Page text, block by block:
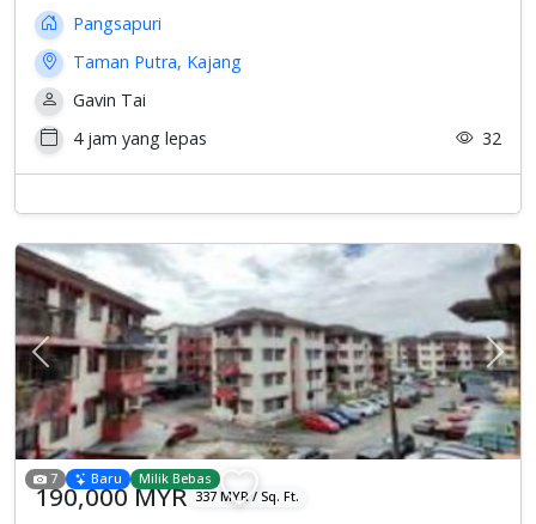
Pangsapuri
Taman Putra, Kajang
Gavin Tai
4 jam yang lepas
32
Previous
7 Baru Milik Bebas
190,000 MYR 337 MYR / Sq. Ft.